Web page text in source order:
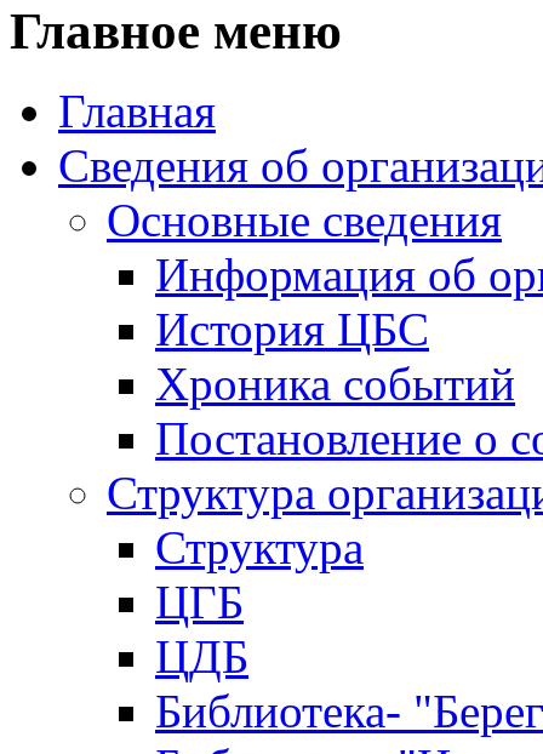
Главное меню
Главная
Сведения об
Основные сведения
Информация об
История ЦБС
Хроника событий
Постановление о
Структура
Структура
ЦГБ
ЦДБ
Библиотека-